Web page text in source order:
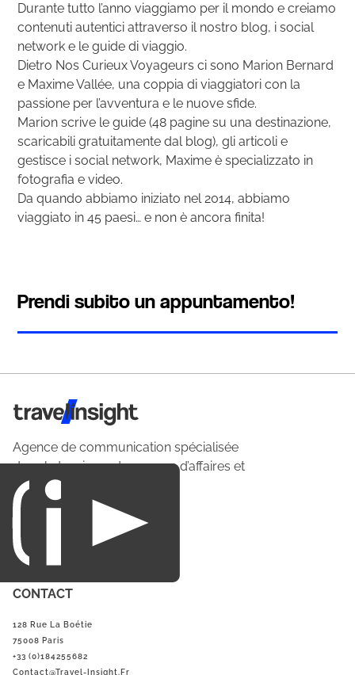
Durante tutto l’anno viaggiamo per il mondo e creiamo
contenuti autentici attraverso il nostro blog, i social
network e le guide di viaggio.
Dietro Nos Curieux Voyageurs ci sono Marion Bernard
e Maxime Vallée, una coppia di viaggiatori con la
passione per l’avventura e le nuove sfide.
Marion scrive le guide (48 pagine su una destinazione,
scaricabili gratuitamente dal blog), gli articoli e
gestisce i social network, Maxime è specializzato in
fotografia e video.
Da quando abbiamo iniziato nel 2014, abbiamo
viaggiato in 45 paesi… e non è ancora finita!
Prendi subito un appuntamento!
Travel Insight
Agence de communication spécialisée
dans le tourisme du voyage d’affaires et
du loisirs.
CONTACT
128 Rue La Boétie
75008 Paris
+33 (0)184255682
Contact@Travel-Insight.fr